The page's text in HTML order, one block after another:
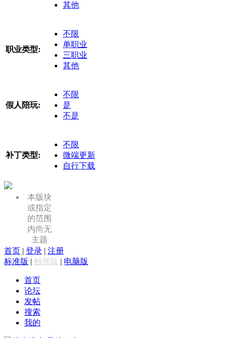
其他
职业类型:
不限
单职业
三职业
其他
假人陪玩:
不限
是
不是
补丁类型:
不限
微端更新
自行下载
本版块
或指定
的范围
内尚无
主题
首页 | 登录 | 注册
标准版 | 触屏版 | 电脑版
首页
论坛
发帖
搜索
我的